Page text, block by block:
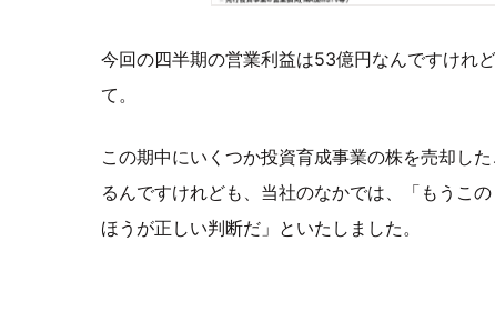
今回の四半期の営業利益は53億円なんですけれ
て。
この期中にいくつか投資育成事業の株を売却し
るんですけれども、当社のなかでは、「もうこ
ほうが正しい判断だ」といたしました。